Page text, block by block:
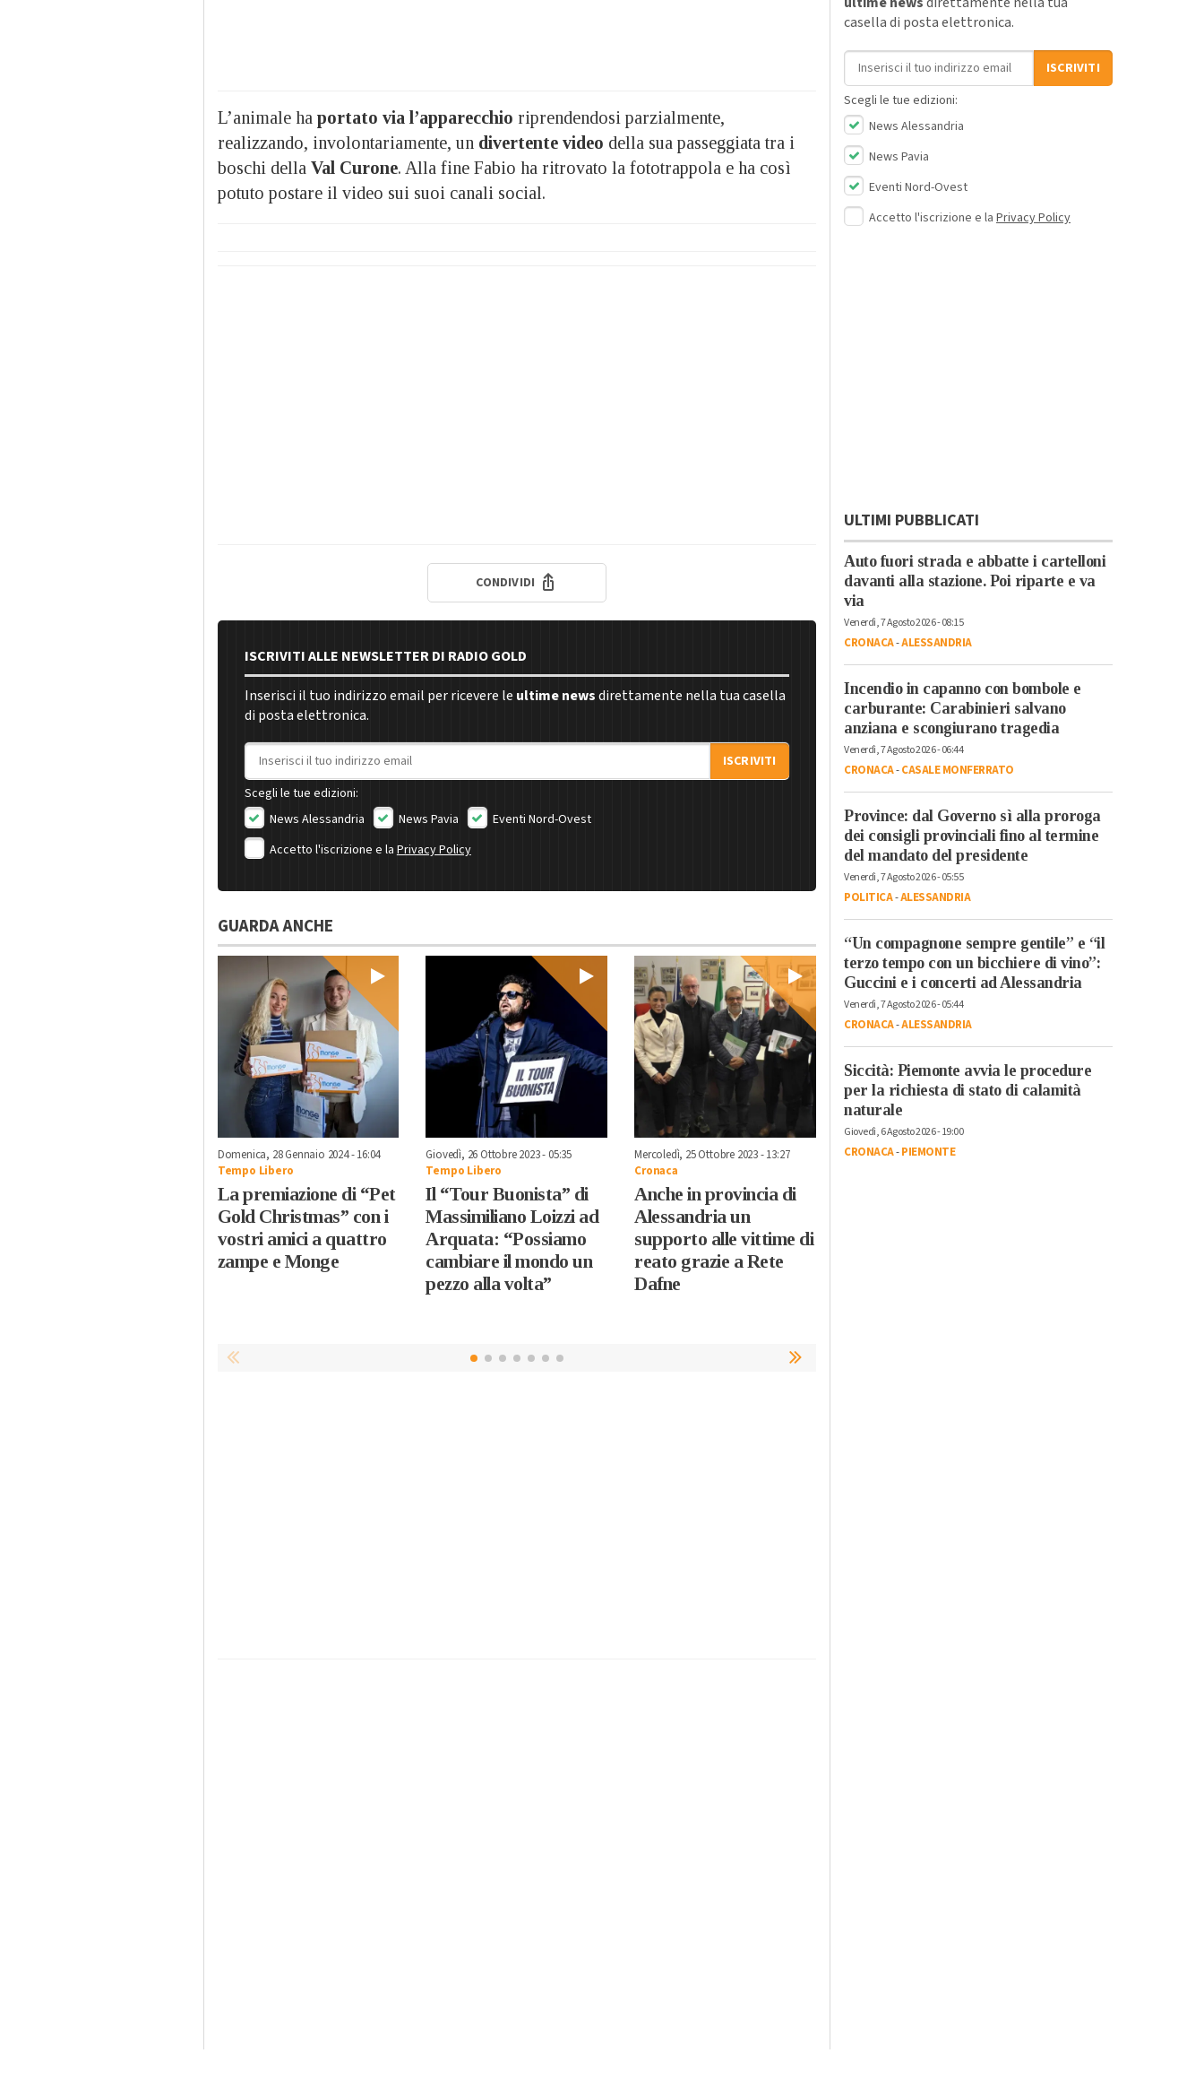
L’animale ha portato via l’apparecchio riprendendosi parzialmente,
realizzando, involontariamente, un divertente video della sua passeggiata tra i
boschi della Val Curone. Alla fine Fabio ha ritrovato la fototrappola e ha così
potuto postare il video sui suoi canali social.
CONDIVIDI
ISCRIVITI ALLE NEWSLETTER DI RADIO GOLD
Inserisci il tuo indirizzo email per ricevere le ultime newsdirettamente nella tua casella
di posta elettronica.
Indirizzo email
ISCRIVITI
Scegli le tue edizioni:
News Alessandria
News Pavia
Eventi Nord-Ovest
Accetto l'iscrizione e laPrivacy Policy
GUARDA ANCHE
Domenica, 28 Gennaio 2024 - 16:04
Tempo Libero
La premiazione di “Pet
Gold Christmas” con i
vostri amici a quattro
zampe e Monge
Giovedì, 26 Ottobre 2023 - 05:35
Tempo Libero
Il “Tour Buonista” di
Massimiliano Loizzi ad
Arquata: “Possiamo
cambiare il mondo un
pezzo alla volta”
Mercoledì, 25 Ottobre 2023 - 13:27
Cronaca
Anche in provincia di
Alessandria un
supporto alle vittime di
reato grazie a Rete
Dafne
Mercoledì, 25 Ottobre 2023 - 12:34
casella di posta elettronica.
Indirizzo email
ISCRIVITI
Scegli le tue edizioni:
News Alessandria
News Pavia
Eventi Nord-Ovest
Accetto l'iscrizione e la Privacy Policy
ULTIMI PUBBLICATI
Auto fuori strada e abbatte i cartelloni
davanti alla stazione. Poi riparte e va
via
Venerdì, 7 Agosto 2026 - 08:15
CRONACA-ALESSANDRIA
Incendio in capanno con bombole e
carburante: Carabinieri salvano
anziana e scongiurano tragedia
Venerdì, 7 Agosto 2026 - 06:44
CRONACA-CASALE MONFERRATO
Province: dal Governo sì alla proroga
dei consigli provinciali fino al termine
del mandato del presidente
Venerdì, 7 Agosto 2026 - 05:55
POLITICA-ALESSANDRIA
“Un compagnone sempre gentile” e “il
terzo tempo con un bicchiere di vino”:
Guccini e i concerti ad Alessandria
Venerdì, 7 Agosto 2026 - 05:44
CRONACA-ALESSANDRIA
Siccità: Piemonte avvia le procedure
per la richiesta di stato di calamità
naturale
Giovedì, 6 Agosto 2026 - 19:00
CRONACA-PIEMONTE